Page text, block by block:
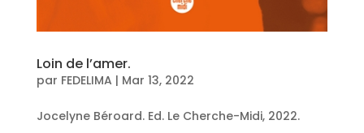
Loin de l’amer.
par FEDELIMA | Mar 13, 2022
Jocelyne Béroard. Ed. Le Cherche-Midi, 2022.